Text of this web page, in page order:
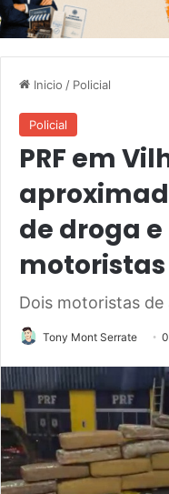
Inicio / Policial
Policial
PRF em
de droga
Dois motoristas
Tony Mont Serrate